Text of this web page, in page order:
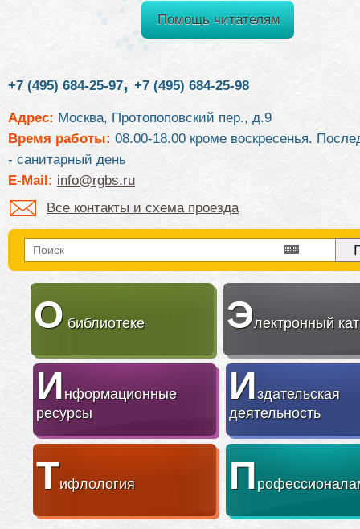
Помощь читателям
+7 (495) 684-25-97, +7 (495) 684-25-98
Адрес: Москва, Протопоповский пер., д.9
Время работы: 08.00-18.00 кроме воскресенья.
- санитарный день
E-Mail: info@rgbs.ru
Все контакты и схема проезда
О библиотеке Электронный
Информационные
ресурсы
Издательская
деятельность
Тифлология П